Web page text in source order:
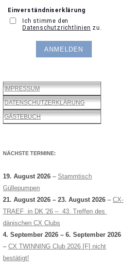
IMPRESSUM
DATENSCHUTZERKLÄRUNG
GÄSTEBUCH
NÄCHSTE TERMINE:
19. August 2026 – Stammtisch
Güllepumpen
21. August 2026 – 23. August 2026 – CX-
TRAEF in DK '26 – 43. Treffen des
dänischen CX Clubs
4. September 2026 – 6. September 2026
– CX TWINNING Club 2026 [F] nicht
bestätigt!